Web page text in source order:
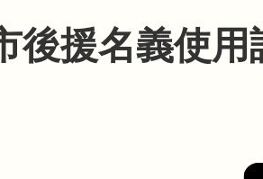
後援名義使用